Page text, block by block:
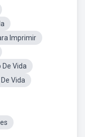
Imprimir
Vida
Vida